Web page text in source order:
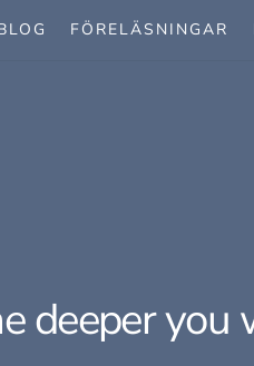
FÖRELÄSNINGAR
deeper you